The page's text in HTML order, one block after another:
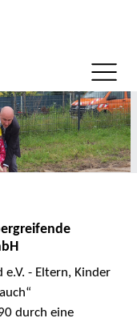
e.V. - Eltern, Kinder
durch eine